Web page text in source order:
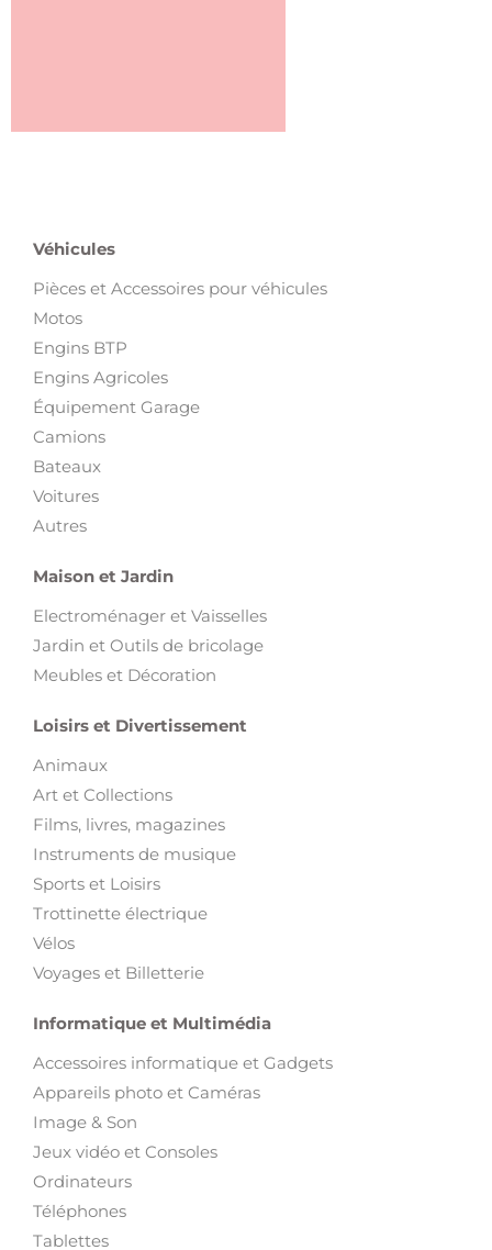
Véhicules
Pièces et Accessoires pour véhicules
Motos
Engins BTP
Engins Agricoles
Équipement Garage
Camions
Bateaux
Voitures
Autres
Maison et Jardin
Electroménager et Vaisselles
Jardin et Outils de bricolage
Meubles et Décoration
Loisirs et Divertissement
Animaux
Art et Collections
Films, livres, magazines
Instruments de musique
Sports et Loisirs
Trottinette électrique
Vélos
Voyages et Billetterie
Informatique et Multimédia
Accessoires informatique et Gadgets
Appareils photo et Caméras
Image & Son
Jeux vidéo et Consoles
Ordinateurs
Téléphones
Tablettes